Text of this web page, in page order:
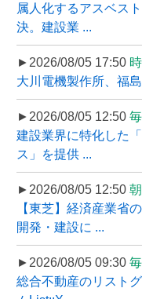
属人化するアスベス
決。建設業 ...
►2026/08/05 17:50
大川電機製作所、福
►2026/08/05 12:50
建設業界に特化した
ス」を提供 ...
►2026/08/05 12:50
【東芝】経済産業省
開発・建設に ...
►2026/08/05 09:30
総合不動産のリスト